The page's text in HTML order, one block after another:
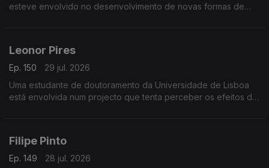
esteve envolvido no desenvolvimento de novas formas de
Leonor Pires
Ep. 150
29 jul. 2026
Uma estudante de doutoramento da Universidade de Lisboa
está envolvida num projecto que tenta perceber os efeitos da
Filipe Pinto
Ep. 149
28 jul. 2026